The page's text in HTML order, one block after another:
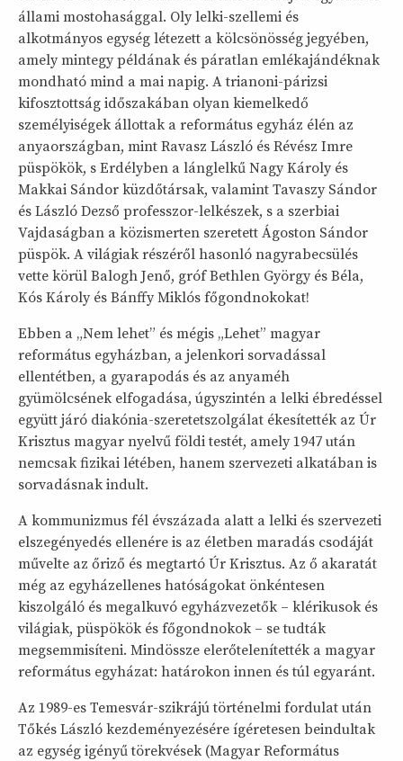
állami mostohasággal. Oly lelki-szellemi és
alkotmányos egység létezett a kölcsönösség jegyében,
amely mintegy példának és páratlan emlékajándéknak
mondható mind a mai napig. A trianoni-párizsi
kifosztottság időszakában olyan kiemelkedő
személyiségek állottak a református egyház élén az
anyaországban, mint Ravasz László és Révész Imre
püspökök, s Erdélyben a lánglelkű Nagy Károly és
Makkai Sándor küzdőtársak, valamint Tavaszy Sándor
és László Dezső professzor-lelkészek, s a szerbiai
Vajdaságban a közismerten szeretett Ágoston Sándor
püspök. A világiak részéről hasonló nagyrabecsülés
vette körül Balogh Jenő, gróf Bethlen György és Béla,
Kós Károly és Bánffy Miklós főgondnokokat!
Ebben a „Nem lehet” és mégis „Lehet” magyar
református egyházban, a jelenkori sorvadással
ellentétben, a gyarapodás és az anyaméh
gyümölcsének elfogadása, úgyszintén a lelki ébredéssel
együtt járó diakónia-szeretetszolgálat ékesítették az Úr
Krisztus magyar nyelvű földi testét, amely 1947 után
nemcsak fizikai létében, hanem szervezeti alkatában is
sorvadásnak indult.
A kommunizmus fél évszázada alatt a lelki és szervezeti
elszegényedés ellenére is az életben maradás csodáját
művelte az őriző és megtartó Úr Krisztus. Az ő akaratát
még az egyházellenes hatóságokat önkéntesen
kiszolgáló és megalkuvó egyházvezetők – klérikusok és
világiak, püspökök és főgondnokok – se tudták
megsemmisíteni. Mindössze elerőtelenítették a magyar
református egyházat: határokon innen és túl egyaránt.
Az 1989-es Temesvár-szikrájú történelmi fordulat után
Tőkés László kezdeményezésére ígéretesen beindultak
az egység igényű törekvések (Magyar Református